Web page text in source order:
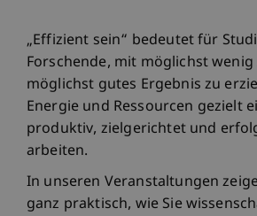
„Effizient sein“ bedeutet für
Forschende, mit möglichst
möglichst gutes Ergebnis zu
Energie und Ressourcen gezielt
produktiv, zielgerichtet und
arbeiten.
In unseren Veranstaltungen
ganz praktisch, wie Sie